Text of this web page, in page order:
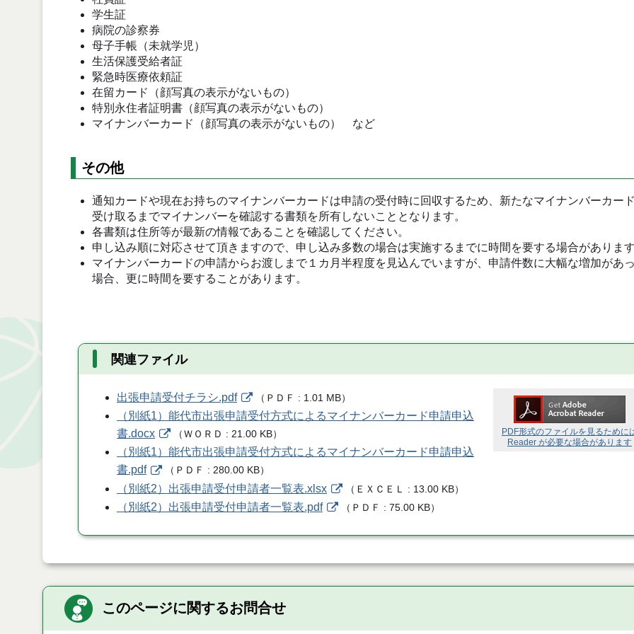
学生証
病院の診察券
母子手帳（未就学児）
生活保護受給者証
緊急時医療依頼証
在留カード（顔写真の表示がないもの）
特別永住者証明書（顔写真の表示がないもの）
マイナンバーカード（顔写真の表示がないもの） など
その他
通知カードや現在お持ちのマイナンバーカードは申請の受付時に回収するため、新たなマイナンバーカー
受け取るまでマイナンバーを確認する書類を所有しないこととなります。
各書類は住所等が最新の情報であることを確認してください。
申し込み順に対応させて頂きますので、申し込み多数の場合は実施するまでに時間を要する場合がありま
マイナンバーカードの申請からお渡しまで１カ月半程度を見込んでいますが、申請件数に大幅な増加があ
場合、更に時間を要することがあります。
関連ファイル
PDF形式のファイルを見るために
Reader が必要な場合があります
出張申請受付チラシ.pdf （ ＰＤＦ 1.01 MB）
（別紙1）能代市出張申請受付方式によるマイナンバーカード申請申込
書.docx
（ＷＯＲＤ 21.00 KB）
（別紙1）能代市出張申請受付方式によるマイナンバーカード申請申込
書.pdf
（ ＰＤＦ 280.00 KB）
（別紙2）出張申請受付申請者一覧表.xlsx （ ＥＸＣＥＬ 13.00 KB）
（別紙2）出張申請受付申請者一覧表.pdf （ ＰＤＦ 75.00 KB）
このページに関するお問合せ